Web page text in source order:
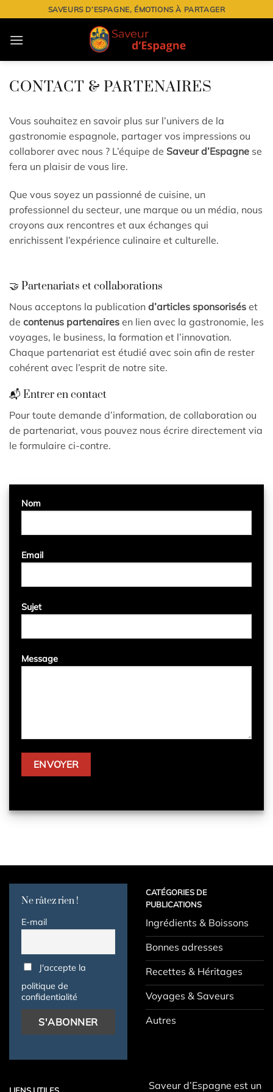
au
contenu
SAVEURS D’ESPAGNE, ÉMOTIONS À PARTAGER
CONTACT & PARTENAIRES
Vous souhaitez en savoir plus sur l’univers de la
gastronomie espagnole, partager vos impressions ou
collaborer avec nous ? L’équipe de Saveur d’Espagne se
fera un plaisir de vous lire.
Que vous soyez un passionné de cuisine, un
professionnel du secteur, une marque ou un média, nous
croyons aux rencontres et aux échanges qui
enrichissent l’expérience culinaire et culturelle.
🤝 Partenariats et collaborations
Nous acceptons la publication d’articles sponsorisés et
de contenus partenaires en lien avec la gastronomie, les
voyages, le business, la formation et l’innovation.
Chaque partenariat est étudié avec soin afin de rester
cohérent avec l’esprit de notre site.
📬 Entrer en contact
Pour toute demande d’information, de collaboration ou
de partenariat, vous pouvez nous écrire directement via
le formulaire ci-contre.
Nom
Email
Sujet
Message
Ne râtez rien !
E-mail
J'accepte la
politique de
confidentialité
CATÉGORIES DE
PUBLICATIONS
Ingrédients & Boissons
Bonnes adresses
Recettes & Héritages
Voyages & Saveurs
Autres
Saveur d’Espagne est un